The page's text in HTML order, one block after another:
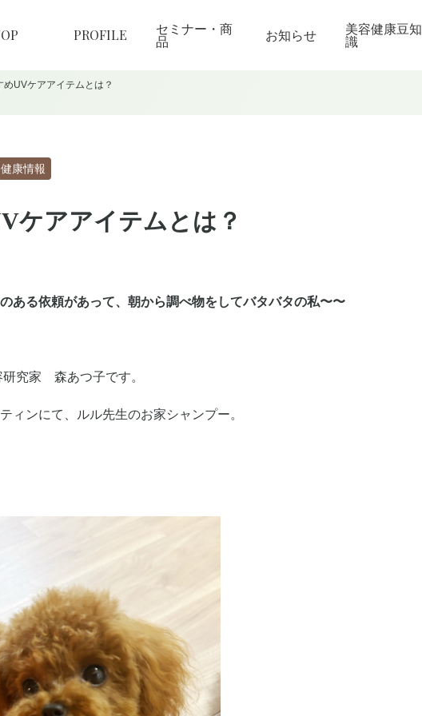
PROFILE セミナー・商
品 お知らせ 美容健康豆知
識
めUVケアアイテムとは？
健康情報
ケアアイテムとは？
ある依頼があって、朝から調べ物をしてバタバタの私〜〜
研究家 森あつ子です。
ィンにて、ルル先生のお家シャンプー。